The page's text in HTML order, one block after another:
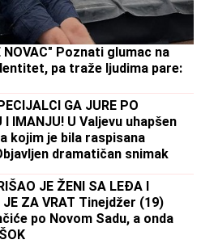
NOVAC" Poznati glumac na
pa traže ljudima pare:
GA JURE PO
I IMANJU! U Valjevu uhapšen
kojim je bila raspisana
dramatičan snimak
JE ŽENI SA LEĐA I
JE ZA VRAT Tinejdžer (19)
po Novom Sadu, a onda